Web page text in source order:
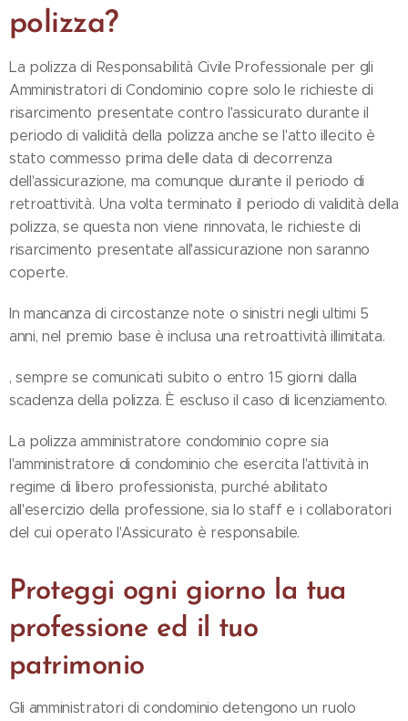
polizza?
La polizza di Responsabilità Civile Professionale per gli
Amministratori di Condominio copre solo le richieste di
risarcimento presentate contro l'assicurato durante il
periodo di validità della polizza anche se l'atto illecito è
stato commesso prima delle data di decorrenza
dell'assicurazione, ma comunque durante il periodo di
retroattività. Una volta terminato il periodo di validità della
polizza, se questa non viene rinnovata, le richieste di
risarcimento presentate all'assicurazione non saranno
coperte.
In mancanza di circostanze note o sinistri negli ultimi 5
anni, nel premio base è inclusa una retroattività illimitata.
, sempre se comunicati subito o entro 15 giorni dalla
scadenza della polizza. È escluso il caso di licenziamento.
La polizza amministratore condominio copre sia
l'amministratore di condominio che esercita l'attività in
regime di libero professionista, purché abilitato
all'esercizio della professione, sia lo staff e i collaboratori
del cui operato l'Assicurato è responsabile.
Proteggi ogni giorno la tua
professione ed il tuo
patrimonio
Gli amministratori di condominio detengono un ruolo